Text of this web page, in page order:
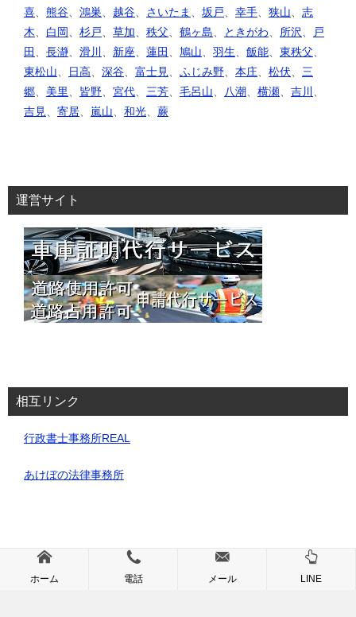
喜、 熊谷、 鴻巣、 越谷、 さいたま 、 坂戸、 幸手、 狭山、 志
木、 白岡、 杉戸、 草加、 秩父、 鶴ヶ島、 ときがわ、 所沢、
戸
田 、 長瀞、 滑川 、 新座、 蓮田 、 鳩山、 羽生、 飯能、 東秩父、
東松山、 日高、 深谷、 富士見、 ふじみ野、 本庄、 松伏、 三
郷、 美里、 皆野、 宮代、 三芳、 毛呂山、 八潮、 横瀬、 吉川 、
吉見、 寄居、 嵐山、 和光、 蕨
運営サイト
相互リンク
行政書士事務所REAL
あけぼの法律事務所
© 2025 道路使用・占用許可申請代行サービス｜埼玉・行政書士事務所REAL
ホーム 電話 メール LINE